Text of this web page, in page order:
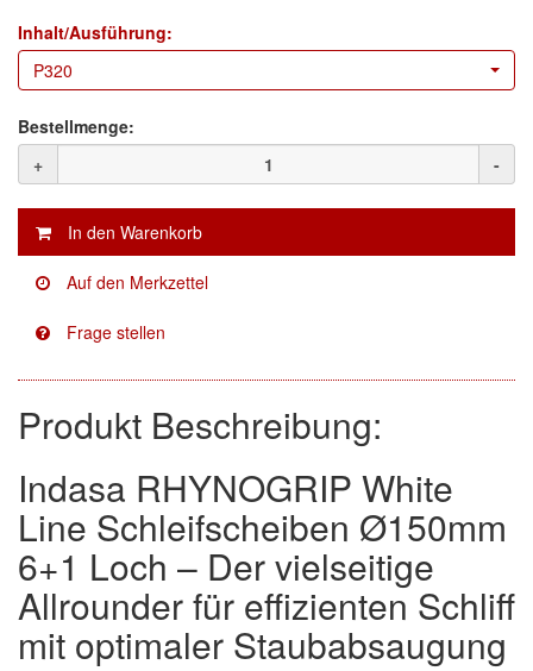
Colad
(9)
COLOR-EXPERT
(1)
E-D
(1)
EVERCOAT
Facdos
Finixa
Indasa
(8)
Mirka
(1)
no-name
(1)
Novol
Prevost
(3)
Proma
Inhalt/Ausführung:
P320
Bestellmenge:
+
-
Produkt Beschreibung:
Indasa RHYNOGRIP White
Line Schleifscheiben Ø150mm
6+1 Loch – Der vielseitige
Allrounder für effizienten Schliff
mit optimaler Staubabsaugung